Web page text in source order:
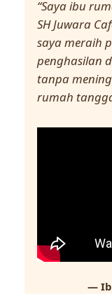
“Saya ibu
SH Juwara
saya meraih
penghasilan
tanpa
rumah
—